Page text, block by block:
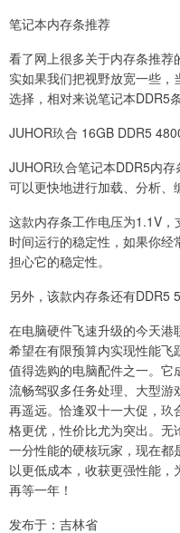
笔记本内存条推荐
看了网上很多关于内存条推
实如果我们把视野放宽一些
选择，相对来说笔记本DDR5
JUHOR玖合 16GB DDR5
JUHOR玖合笔记本DDR5内
可以更快地进行加载、分析、
这款内存条工作电压为1.1V
时间运行的稳定性，如果你
担心它的稳定性。
另外，该款内存条还有DDR5
在电脑硬件飞速升级的今天
希望在有限预算内实现性能
值得选购的电脑配件之一。
流畅驾驭多任务处理、大型
再遥远。恰逢双十一大促，
格更优，性价比尤为突出。
一分性能的硬核玩家，现在
以更低成本，收获更强性能
再等一年！
发布于：吉林省